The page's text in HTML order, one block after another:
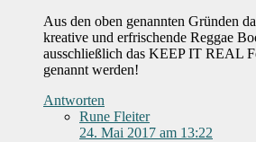
Aus den oben genannten Gründen
kreative und erfrischende Reggae
ausschließlich das KEEP IT REAL
genannt werden!
Antworten
Rune Fleiter
24. Mai 2017 am 13:22